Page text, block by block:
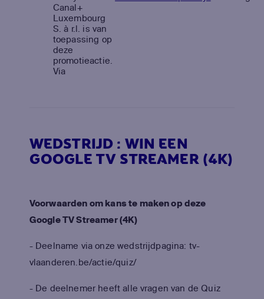
Canal+
Luxembourg
S. à r.l. is van
toepassing op
deze
promotieactie.
Via
WEDSTRIJD : WIN EEN
GOOGLE TV STREAMER (4K)
Voorwaarden om kans te maken op deze
Google TV Streamer (4K)
- Deelname via onze wedstrijdpagina: tv-
vlaanderen.be/actie/quiz/
- De deelnemer heeft alle vragen van de Quiz